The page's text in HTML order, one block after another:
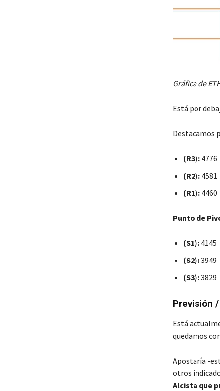
Gráfica de
Está por
Destacamos
(R3):4776
(R2):4581
(R1):4460
Punto de
(S1):4145
(S2):3949
(S3):3829
Previsión
Está
quedamos
Apostaría -
otros
Alcista que